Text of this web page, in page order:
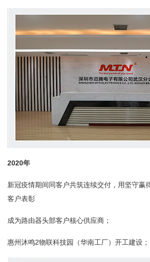
2020年
新冠疫情期间同客户共筑连续交付，用坚守赢
客户表彰
成为路由器头部客户核心供应商；
惠州沐鸣2物联科技园（华南工厂）开工建设；